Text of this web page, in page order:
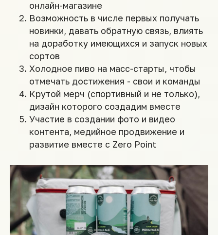
онлайн-магазине
Возможность в числе первых получать
новинки, давать обратную связь, влиять
на доработку имеющихся и запуск новых
сортов
Холодное пиво на масс-старты, чтобы
отмечать достижения - свои и команды
Крутой мерч (спортивный и не только),
дизайн которого создадим вместе
Участие в создании фото и видео
контента, медийное продвижение и
развитие вместе с Zero Point